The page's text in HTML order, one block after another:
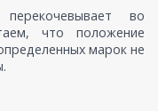
во
что положение
марок не